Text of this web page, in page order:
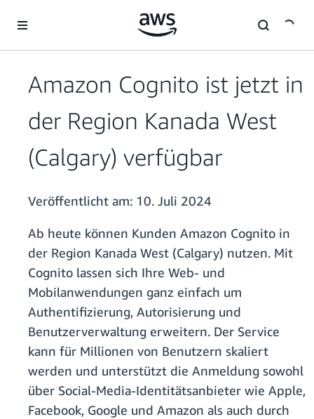
Überspringen zum Hauptinhalt
Amazon Cognito ist jetzt in
der Region Kanada West
(Calgary) verfügbar
Veröffentlicht am: 10. Juli 2024
Ab heute können Kunden Amazon Cognito in
der Region Kanada West (Calgary) nutzen. Mit
Cognito lassen sich Ihre Web- und
Mobilanwendungen ganz einfach um
Authentifizierung, Autorisierung und
Benutzerverwaltung erweitern. Der Service
kann für Millionen von Benutzern skaliert
werden und unterstützt die Anmeldung sowohl
über Social-Media-Identitätsanbieter wie Apple,
Facebook, Google und Amazon als auch durch